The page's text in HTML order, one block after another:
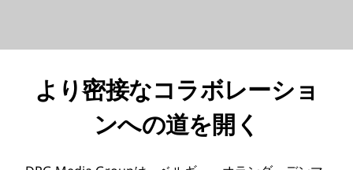
より密接なコラボレーショ
ンへの道を開く